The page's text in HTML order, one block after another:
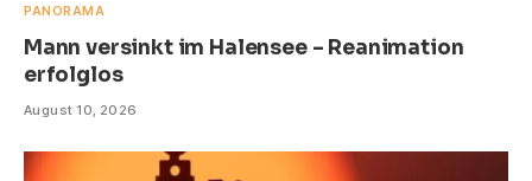
PANORAMA
Mann versinkt im Halensee – Reanimation
erfolglos
August 10, 2026